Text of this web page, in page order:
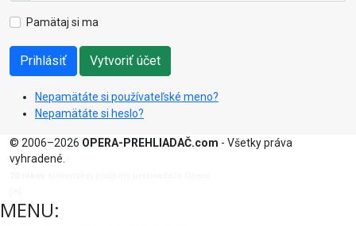
Pamätaj si ma
Prihlásiť Vytvoriť účet
Nepamätáte si používateľské meno?
Nepamätáte si heslo?
© 2006–2026 OPERA-PREHLIADAČ.com - Všetky práva
vyhradené.
MENU: